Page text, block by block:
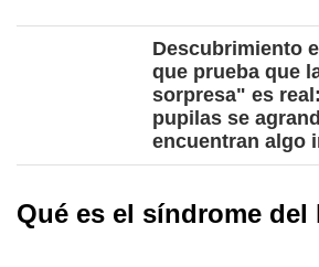
Descubrimiento
que prueba que
sorpresa" es
pupilas se
encuentran algo
Qué es el síndrome